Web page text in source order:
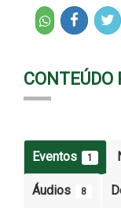
CONTEÚDO
Eventos 1
Áudios 8